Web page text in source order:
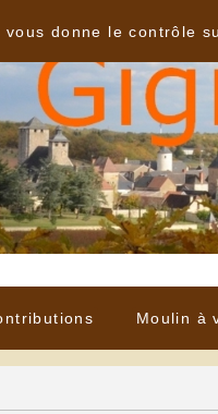
Moulin à
donne le contrôle